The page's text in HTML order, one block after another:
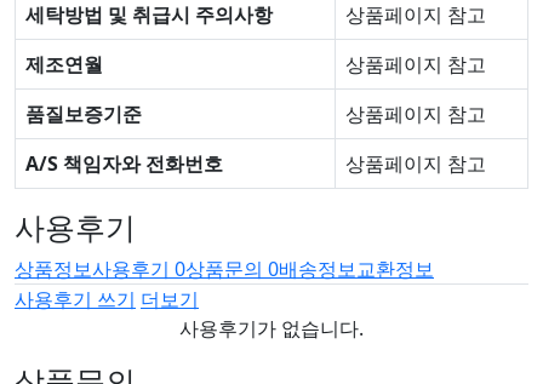
세탁방법 및 취급시 주의사항
상품페이지 참고
제조연월
상품페이지 참고
품질보증기준
상품페이지 참고
A/S 책임자와 전화번호
상품페이지 참고
사용후기
상품정보사용후기 0상품문의 0배송정보교환정보
사용후기 쓰기 더보기
사용후기가 없습니다.